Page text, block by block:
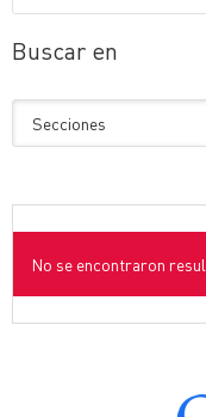
Buscar en
No se encontraron